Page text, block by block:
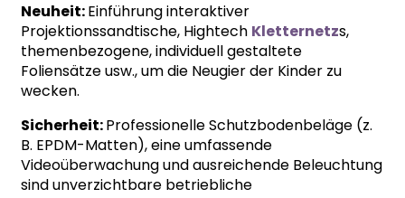
Neuheit:Einführung interaktiver
Projektionssandtische, Hightech Kletternetzs,
themenbezogene, individuell gestaltete
Foliensätze usw., um die Neugier der Kinder zu
wecken.
Sicherheit:Professionelle Schutzbodenbeläge (z.
B. EPDM-Matten), eine umfassende
Videoüberwachung und ausreichende Beleuchtung
sind unverzichtbare betriebliche